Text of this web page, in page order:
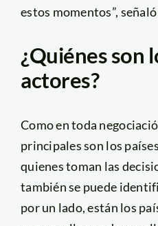
estos momentos”,
¿Quiénes son
actores?
Como en toda
principales son los
quienes toman las
también se puede
por un lado, están los